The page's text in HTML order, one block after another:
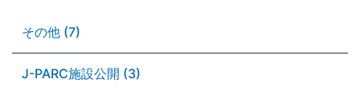
その他 (7)
J-PARC施設公開 (3)